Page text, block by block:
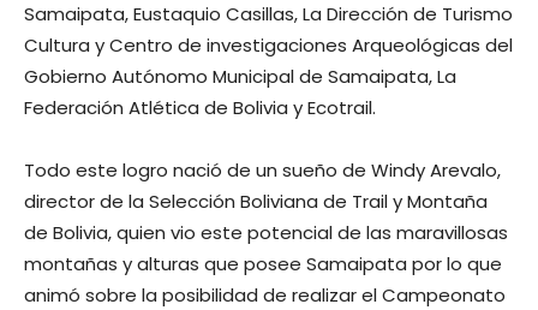
Samaipata, Eustaquio Casillas, La Dirección de Turismo
Cultura y Centro de investigaciones Arqueológicas del
Gobierno Autónomo Municipal de Samaipata, La
Federación Atlética de Bolivia y Ecotrail.
Todo este logro nació de un sueño de Windy Arevalo,
director de la Selección Boliviana de Trail y Montaña
de Bolivia, quien vio este potencial de las maravillosas
montañas y alturas que posee Samaipata por lo que
animó sobre la posibilidad de realizar el Campeonato